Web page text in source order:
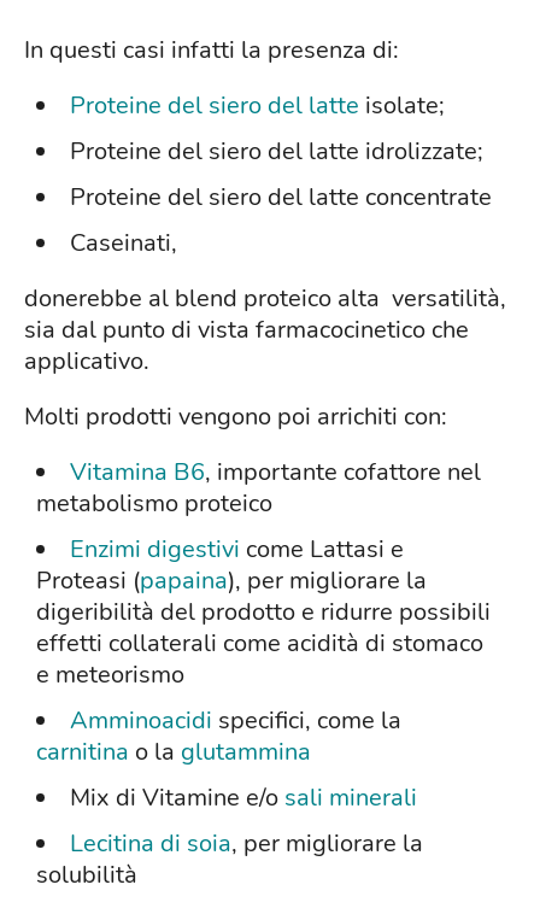
In questi casi infatti la presenza di:
Proteine del siero del latte isolate;
Proteine del siero del latte idrolizzate;
Proteine del siero del latte concentrate
Caseinati,
donerebbe al blend proteico alta versatilità,
sia dal punto di vista farmacocinetico che
applicativo.
Molti prodotti vengono poi arrichiti con:
Vitamina B6, importante cofattore nel
metabolismo proteico
Enzimi digestivi come Lattasi e
Proteasi (papaina), per migliorare la
digeribilità del prodotto e ridurre possibili
effetti collaterali come acidità di stomaco
e meteorismo
Amminoacidi specifici, come la
carnitina o la glutammina
Mix di Vitamine e/o sali minerali
Lecitina di soia, per migliorare la
solubilità